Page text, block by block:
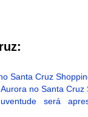
Santa Cruz
no Santa Cruz
será